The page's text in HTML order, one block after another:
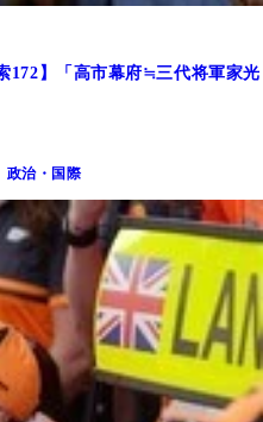
172】「高市幕府≒三代将軍家光
政治・国際